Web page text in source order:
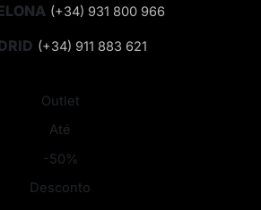
(+34) 931 800 966
(+34) 911 883 621
Outlet
Até
-50%
Desconto